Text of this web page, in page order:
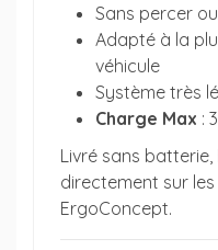
Sans percer
Adapté à la
véhicule
Système très
Charge Max :
Livré sans
directement sur
ErgoConcept.